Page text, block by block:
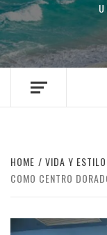
HOME VIDA Y ESTILO
COMO CENTRO